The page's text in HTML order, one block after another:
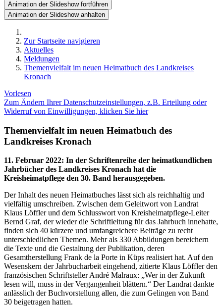
Animation der Slideshow fortführen
Animation der Slideshow anhalten
Zur Startseite navigieren
Aktuelles
Meldungen
Themenvielfalt im neuen Heimatbuch des Landkreises
Kronach
Vorlesen
Zum Ändern Ihrer Datenschutzeinstellungen, z.B. Erteilung oder
Widerruf von Einwilligungen, klicken Sie hier
Themenvielfalt im neuen Heimatbuch des
Landkreises Kronach
11. Februar 2022: In der Schriftenreihe der heimatkundlichen
Jahrbücher des Landkreises Kronach hat die
Kreisheimatpflege den 30. Band herausgegeben.
Der Inhalt des neuen Heimatbuches lässt sich als reichhaltig und
vielfältig umschreiben. Zwischen dem Geleitwort von Landrat
Klaus Löffler und dem Schlusswort von Kreisheimatpflege-Leiter
Bernd Graf, der wieder die Schriftleitung für das Jahrbuch innehatte,
finden sich 40 kürzere und umfangreichere Beiträge zu recht
unterschiedlichen Themen. Mehr als 330 Abbildungen bereichern
die Texte und die Gestaltung der Publikation, deren
Gesamtherstellung Frank de la Porte in Küps realisiert hat. Auf den
Wesenskern der Jahrbucharbeit eingehend, zitierte Klaus Löffler den
französischen Schriftsteller André Malraux: „Wer in der Zukunft
lesen will, muss in der Vergangenheit blättern.“ Der Landrat dankte
anlässlich der Buchvorstellung allen, die zum Gelingen von Band
30 beigetragen hatten.